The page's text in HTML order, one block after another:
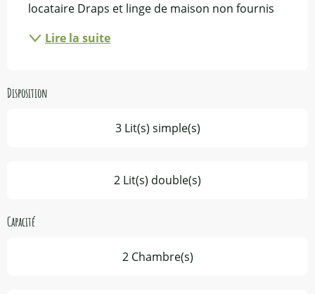
locataire Draps et linge de maison non fournis
Lire la suite
Disposition
3 Lit(s) simple(s)
2 Lit(s) double(s)
Capacité
2 Chambre(s)